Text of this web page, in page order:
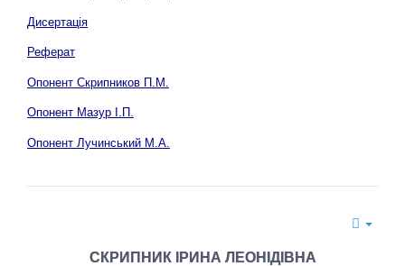
Дисертація
Реферат
Опонент Скрипников П.М.
Опонент Мазур І.П.
Опонент Лучинський М.А.
СКРИПНИК ІРИНА ЛЕОНІДІВНА